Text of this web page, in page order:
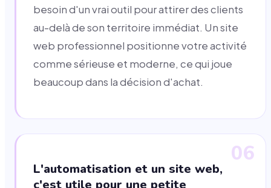
besoin d'un vrai outil pour attirer des clients
au-delà de son territoire immédiat. Un site
web professionnel positionne votre activité
comme sérieuse et moderne, ce qui joue
beaucoup dans la décision d'achat.
06
L'automatisation et un site web,
c'est utile pour une petite